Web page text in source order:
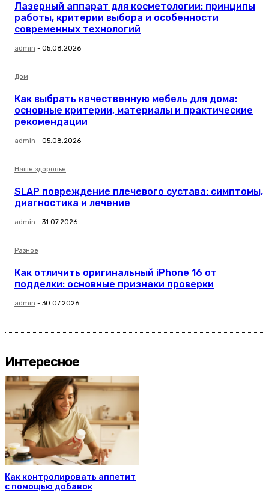
Лазерный аппарат для косметологии: принципы
работы, критерии выбора и особенности
современных технологий
admin - 05.08.2026
Дом
Как выбрать качественную мебель для дома:
основные критерии, материалы и практические
рекомендации
admin - 05.08.2026
Наше здоровье
SLAP повреждение плечевого сустава: симптомы,
диагностика и лечение
admin - 31.07.2026
Разное
Как отличить оригинальный iPhone 16 от
подделки: основные признаки проверки
admin - 30.07.2026
Интересное
Как контролировать аппетит
с помощью добавок